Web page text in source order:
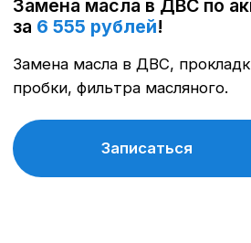
Поможем быстро определить проблему,
подобрать оптимальный ремонт и
Бесплатное консультирование
специалистами